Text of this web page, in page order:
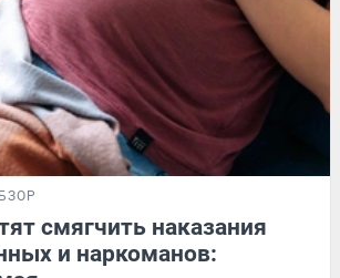
смягчить наказания
и наркоманов: